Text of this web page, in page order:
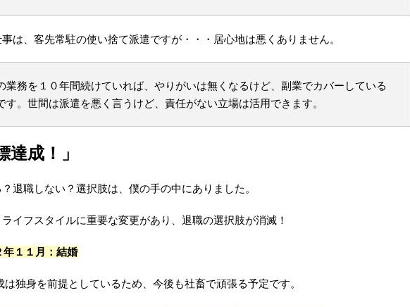
は、客先常駐の使い捨て派遣ですが・・・居心地は悪くありません。
業務を１０年間続けていれば、やりがいは無くなるけど、副業でカバーしている
す。世間は派遣を悪く言うけど、責任がない立場は活用できます。
達成！」
退職しない？選択肢は、僕の手の中にありました。
ライフスタイルに重要な変更があり、退職の選択肢が消滅！
年１１月：結婚
は独身を前提としているため、今後も社畜で頑張る予定です。